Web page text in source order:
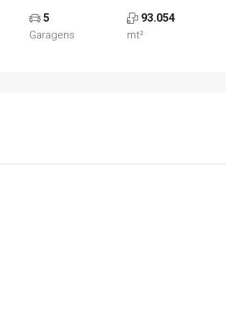
5
Garagens
93.054
mt²